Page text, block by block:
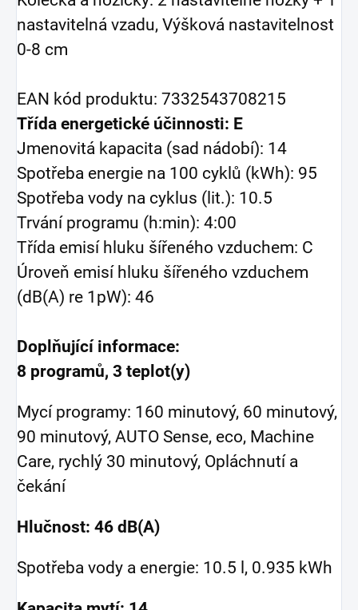
nastavitelná vzadu, Výšková nastavitelnost
0-8 cm
EAN kód produktu: 7332543708215
Třída energetické účinnosti: E
Jmenovitá kapacita (sad nádobí): 14
Spotřeba energie na 100 cyklů (kWh): 95
Spotřeba vody na cyklus (lit.): 10.5
Trvání programu (h:min): 4:00
Třída emisí hluku šířeného vzduchem: C
Úroveň emisí hluku šířeného vzduchem
(dB(A) re 1pW): 46
Doplňující informace:
8 programů, 3 teplot(y)
Mycí programy: 160 minutový, 60 minutový,
90 minutový, AUTO Sense, eco, Machine
Care, rychlý 30 minutový, Opláchnutí a
čekání
Hlučnost: 46 dB(A)
Spotřeba vody a energie: 10.5 l, 0.935 kWh